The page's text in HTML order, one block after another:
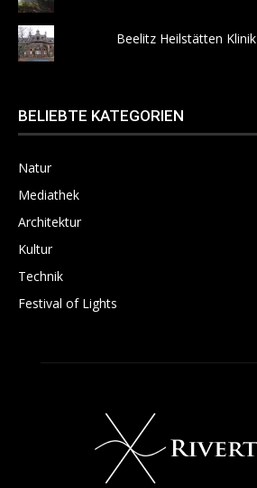
Beelitz Heilstätten Klinik
BELIEBTE KATEGORIEN
Natur
Mediathek
Architektur
Kultur
Technik
Festival of Lights